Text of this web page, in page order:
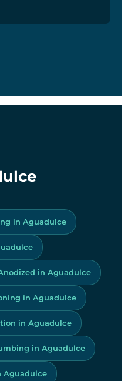
in Aguadulce
in Aguadulce
in Aguadulce
in Aguadulce
in Aguadulce
Aguadulce